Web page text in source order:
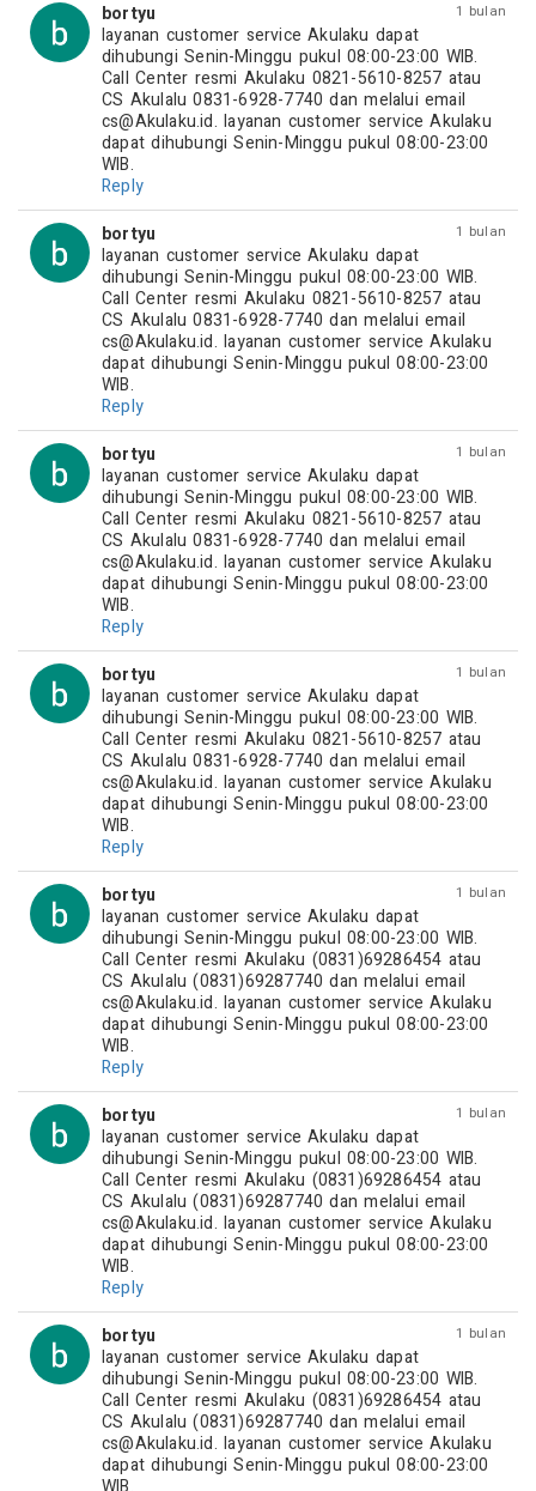
1 bulan
bortyu
layanan customer service Akulaku dapat
dihubungi Senin-Minggu pukul 08:00-23:00 WIB.
Call Center resmi Akulaku 0821-5610-8257 atau
CS Akulalu 0831-6928-7740 dan melalui email
cs@Akulaku.id. layanan customer service Akulaku
dapat dihubungi Senin-Minggu pukul 08:00-23:00
WIB.
Reply
1 bulan
bortyu
layanan customer service Akulaku dapat
dihubungi Senin-Minggu pukul 08:00-23:00 WIB.
Call Center resmi Akulaku 0821-5610-8257 atau
CS Akulalu 0831-6928-7740 dan melalui email
cs@Akulaku.id. layanan customer service Akulaku
dapat dihubungi Senin-Minggu pukul 08:00-23:00
WIB.
Reply
1 bulan
bortyu
layanan customer service Akulaku dapat
dihubungi Senin-Minggu pukul 08:00-23:00 WIB.
Call Center resmi Akulaku 0821-5610-8257 atau
CS Akulalu 0831-6928-7740 dan melalui email
cs@Akulaku.id. layanan customer service Akulaku
dapat dihubungi Senin-Minggu pukul 08:00-23:00
WIB.
Reply
1 bulan
bortyu
layanan customer service Akulaku dapat
dihubungi Senin-Minggu pukul 08:00-23:00 WIB.
Call Center resmi Akulaku 0821-5610-8257 atau
CS Akulalu 0831-6928-7740 dan melalui email
cs@Akulaku.id. layanan customer service Akulaku
dapat dihubungi Senin-Minggu pukul 08:00-23:00
WIB.
Reply
1 bulan
bortyu
layanan customer service Akulaku dapat
dihubungi Senin-Minggu pukul 08:00-23:00 WIB.
Call Center resmi Akulaku (0831)69286454 atau
CS Akulalu (0831)69287740 dan melalui email
cs@Akulaku.id. layanan customer service Akulaku
dapat dihubungi Senin-Minggu pukul 08:00-23:00
WIB.
Reply
1 bulan
bortyu
layanan customer service Akulaku dapat
dihubungi Senin-Minggu pukul 08:00-23:00 WIB.
Call Center resmi Akulaku (0831)69286454 atau
CS Akulalu (0831)69287740 dan melalui email
cs@Akulaku.id. layanan customer service Akulaku
dapat dihubungi Senin-Minggu pukul 08:00-23:00
WIB.
Reply
1 bulan
bortyu
layanan customer service Akulaku dapat
dihubungi Senin-Minggu pukul 08:00-23:00 WIB.
Call Center resmi Akulaku (0831)69286454 atau
CS Akulalu (0831)69287740 dan melalui email
cs@Akulaku.id. layanan customer service Akulaku
dapat dihubungi Senin-Minggu pukul 08:00-23:00